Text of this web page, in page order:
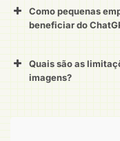
Como pequenas
beneficiar do
Quais são as
imagens?